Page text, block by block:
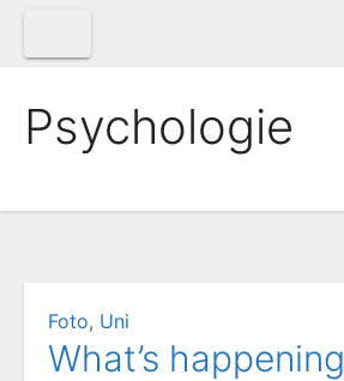
Psychologie
Foto, Uni
What’s happening